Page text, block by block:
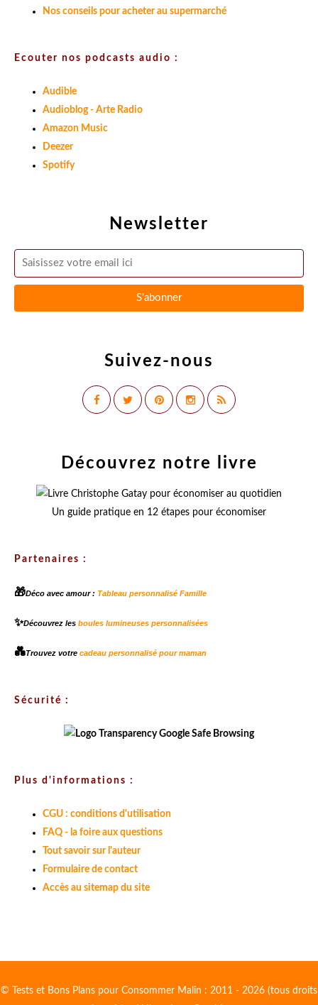
Newsletter
Suivez-nous
Nos conseils pour acheter au supermarché
Ecouter nos podcasts audio :
Audible
Audioblog - Arte Radio
Amazon Music
Deezer
Spotify
Découvrez notre livre
Un guide pratique en 12 étapes pour économiser
Partenaires :
🎁Déco avec amour : Tableau personnalisé Famille
✨Découvrez les boules lumineuses personnalisées
💑Trouvez votre cadeau personnalisé pour maman
Sécurité :
Plus d'informations :
CGU : conditions d'utilisation
FAQ - la foire aux questions
Tout savoir sur l'auteur
Formulaire de contact
Accès au sitemap du site
© Tests et Bons Plans pour Consommer Malin : 2011 - 2026 (tous droits